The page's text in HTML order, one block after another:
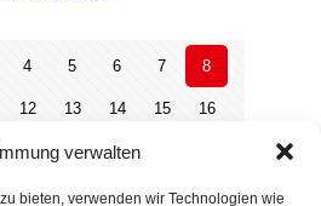
verwalten
bieten, verwenden wir Technologien wie
4 5 6 7 8
12 13 14 15 16
20 21 22
28 29 30 31 32